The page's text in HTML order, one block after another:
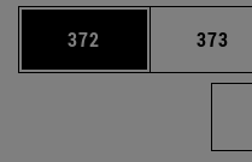
Página
372 Página
373